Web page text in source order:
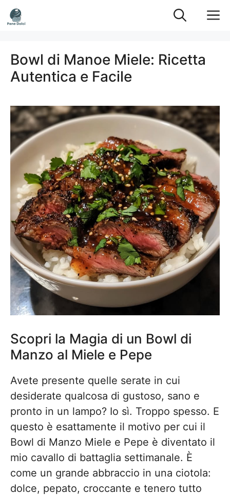
Vai
al
Bowl di Manoe Miele: Ricetta
Autentica e Facile
Scopri la Magia di un Bowl di
Manzo al Miele e Pepe
Avete presente quelle serate in cui
desiderate qualcosa di gustoso, sano e
pronto in un lampo? Io sì. Troppo spesso. E
questo è esattamente il motivo per cui il
Bowl di Manzo Miele e Pepe è diventato il
mio cavallo di battaglia settimanale. È
come un grande abbraccio in una ciotola:
dolce, pepato, croccante e tenero tutto